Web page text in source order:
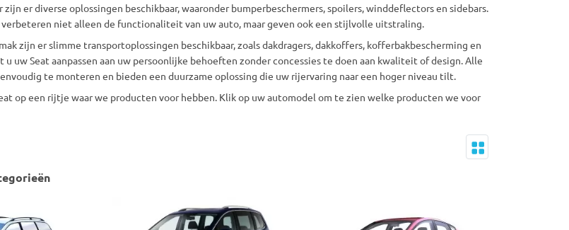
er diverse oplossingen beschikbaar, waaronder bumperbeschermers, spoilers, winddeflectors en sidebars.
verbeteren niet alleen de functionaliteit van uw auto, maar geven ook een stijlvolle uitstraling.
zijn er slimme transportoplossingen beschikbaar, zoals dakdragers, dakkoffers, kofferbakbescherming en
u uw Seat aanpassen aan uw persoonlijke behoeften zonder concessies te doen aan kwaliteit of design. Alle
te monteren en bieden een duurzame oplossing die uw rijervaring naar een hoger niveau tilt.
op een rijtje waar we producten voor hebben. Klik op uw automodel om te zien welke producten we voor